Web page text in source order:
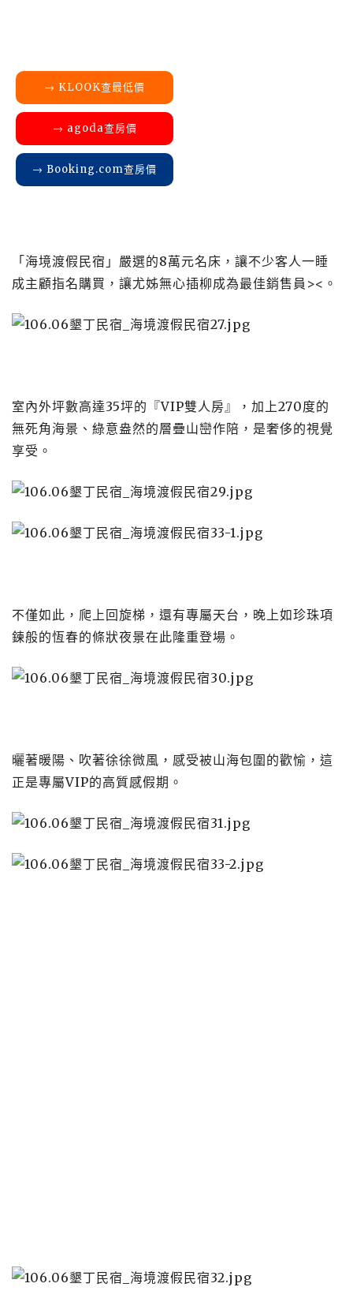
→ KLOOK查最低價
→ agoda查房價
→ Booking.com查房價
「海境渡假民宿」嚴選的8萬元名床，讓不少客人一睡
成主顧指名購買，讓尤姊無心插柳成為最佳銷售員><。
室內外坪數高達35坪的『VIP雙人房』，加上270度的
無死角海景、綠意盎然的層疊山巒作陪，是奢侈的視覺
享受。
不僅如此，爬上回旋梯，還有專屬天台，晚上如珍珠項
鍊般的恆春的條狀夜景在此隆重登場。
曬著暖陽、吹著徐徐微風，感受被山海包圍的歡愉，這
正是專屬VIP的高質感假期。